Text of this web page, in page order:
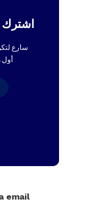
اشترك
سارع
أول
email